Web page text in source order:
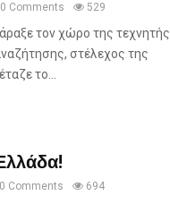
0 Comments 529
τον χώρο της τεχνητής
στέλεχος της
το...
0 Comments 694